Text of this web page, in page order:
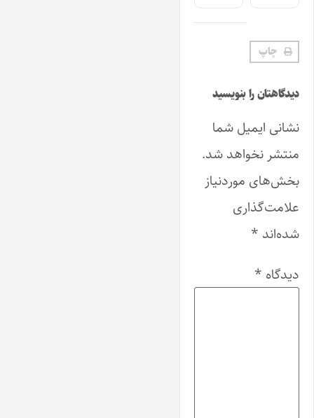
چاپ
دیدگاهتان را بنویسید
نشانی ایمیل شما
منتشر نخواهد شد.
بخش‌های موردنیاز
علامت‌گذاری
شده‌اند *
دیدگاه *